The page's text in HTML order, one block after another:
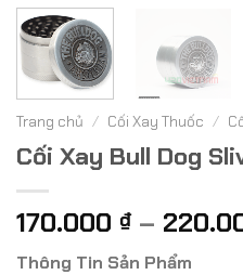
Trang chủ / Cối Xay Thuốc /
Cối Xay Bull Dog
170.000 ₫ –
Thông Tin Sản Phẩm